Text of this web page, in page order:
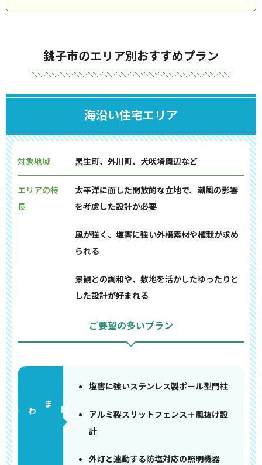
銚子市のエリア別おすすめプラン
海沿い住宅エリア
対象地域 黒生町、外川町、犬吠埼周辺など
エリアの特
長
太平洋に面した開放的な立地で、潮風の影響
を考慮した設計が必要
風が強く、塩害に強い外構素材や植栽が求め
られる
景観との調和や、敷地を活かしたゆったりと
した設計が好まれる
ご要望の多いプラン
門まわり
塩害に強いステンレス製ポール型門柱
アルミ製スリットフェンス＋風抜け設
計
外灯と連動する防塩対応の照明機器